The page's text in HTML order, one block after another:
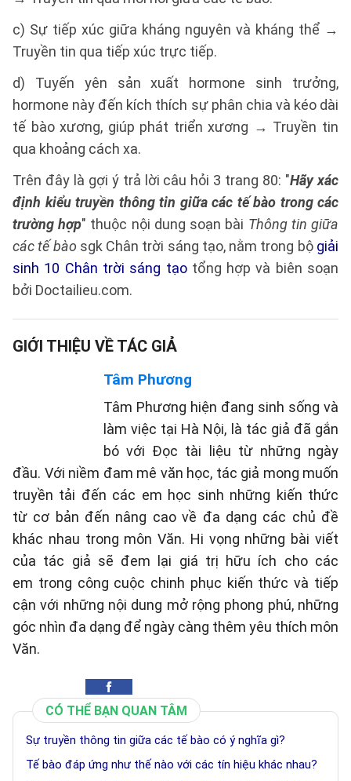
c) Sự tiếp xúc giữa kháng nguyên và kháng thể →
Truyền tin qua tiếp xúc trực tiếp.
d) Tuyến yên sản xuất hormone sinh trưởng,
hormone này đến kích thích sự phân chia và kéo dài
tế bào xương, giúp phát triển xương → Truyền tin
qua khoảng cách xa.
Trên đây là gợi ý trả lời câu hỏi 3 trang 80: "Hãy xác
định kiểu truyền thông tin giữa các tế bào trong các
trường hợp" thuộc nội dung soạn bài Thông tin giữa
các tế bào sgk Chân trời sáng tạo, nằm trong bộ giải
sinh 10 Chân trời sáng tạotổng hợp và biên soạn
bởi Doctailieu.com.
GIỚI THIỆU VỀ TÁC GIẢ
Tâm Phương
Tâm Phương hiện đang sinh sống và
làm việc tại Hà Nội, là tác giả đã gắn
bó với Đọc tài liệu từ những ngày
đầu. Với niềm đam mê văn học, tác giả mong muốn
truyền tải đến các em học sinh những kiến thức
từ cơ bản đến nâng cao về đa dạng các chủ đề
khác nhau trong môn Văn. Hi vọng những bài viết
của tác giả sẽ đem lại giá trị hữu ích cho các
em trong công cuộc chinh phục kiến thức và tiếp
cận với những nội dung mở rộng phong phú, những
góc nhìn đa dạng để ngày càng thêm yêu thích môn
Văn.
CÓ THỂ BẠN QUAN TÂM
Sự truyền thông tin giữa các tế bào có ý nghĩa gì?
Tế bào đáp ứng như thế nào với các tín hiệu khác nhau?